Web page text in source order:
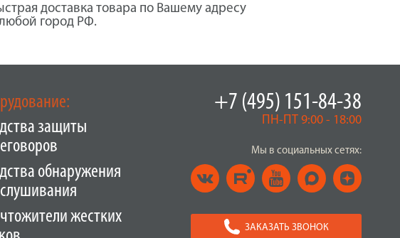
доставка товара по Вашему адресу
город РФ.
+7 (495) 151-84-38
ПН-ПТ 9:00 - 18:00
Мы в социальных сетях:
ЗАКАЗАТЬ ЗВОНОК
защиты
обнаружения
жестких